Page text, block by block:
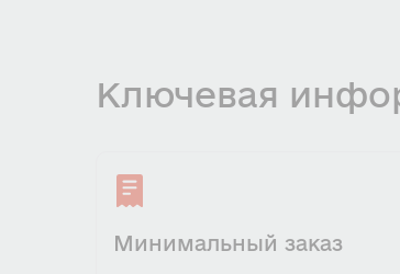
Ключевая
Минимальный заказ